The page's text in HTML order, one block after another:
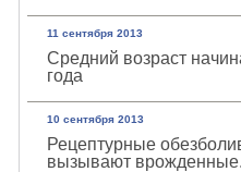
11 сентября 2013
Средний возраст
года
10 сентября 2013
Рецептурные
вызывают